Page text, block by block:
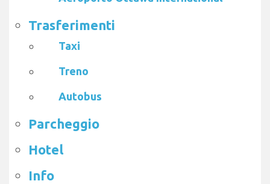
Trasferimenti
Taxi
Treno
Autobus
Parcheggio
Hotel
Info